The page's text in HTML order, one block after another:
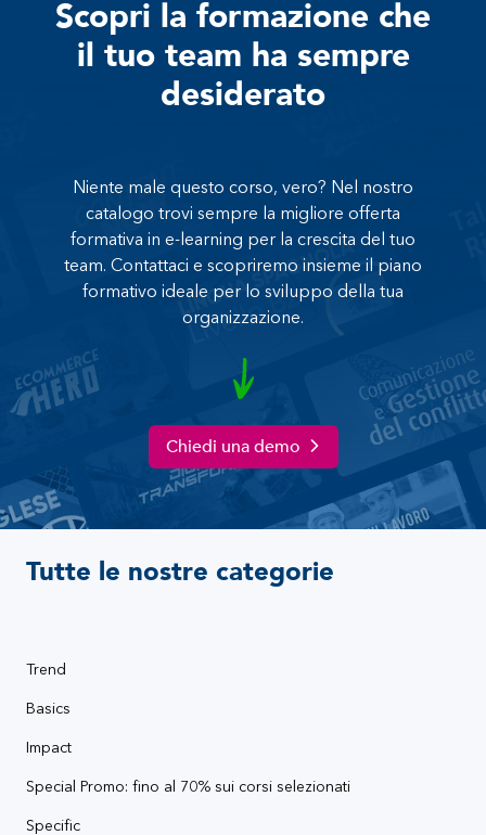
Scopri la formazione che
il tuo team ha sempre
desiderato
Niente male questo corso, vero? Nel nostro
catalogo trovi sempre la migliore offerta
formativa in e-learning per la crescita del tuo
team. Contattaci e scopriremo insieme il piano
formativo ideale per lo sviluppo della tua
organizzazione.
Chiedi una demo
Tutte le nostre categorie
Trend
Basics
Impact
Special Promo: fino al 70% sui corsi selezionati
Specific